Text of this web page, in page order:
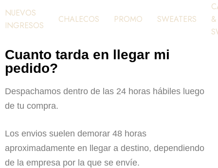
NUEVOS
INGRESOS
CHALECOS PROMO SWEATERS
&
Cuanto tarda en llegar mi
pedido?
Despachamos dentro de las 24 horas hábiles luego
de tu compra.
Los envios suelen demorar 48 horas
aproximadamente en llegar a destino, dependiendo
de la empresa por la que se envíe.